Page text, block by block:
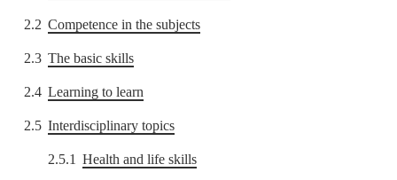
2.2 Competence in the subjects
2.3 The basic skills
2.4 Learning to learn
2.5 Interdisciplinary topics
2.5.1 Health and life skills